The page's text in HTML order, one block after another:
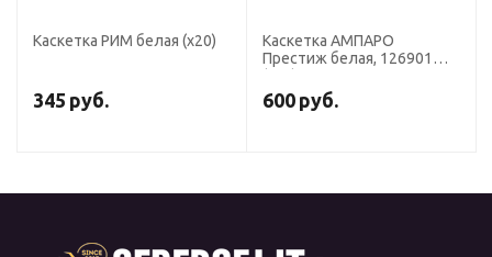
Каскетка РИМ белая (х20)
345 руб.
Каскетка АМПАРО
Престиж белая, 126901
600 руб.